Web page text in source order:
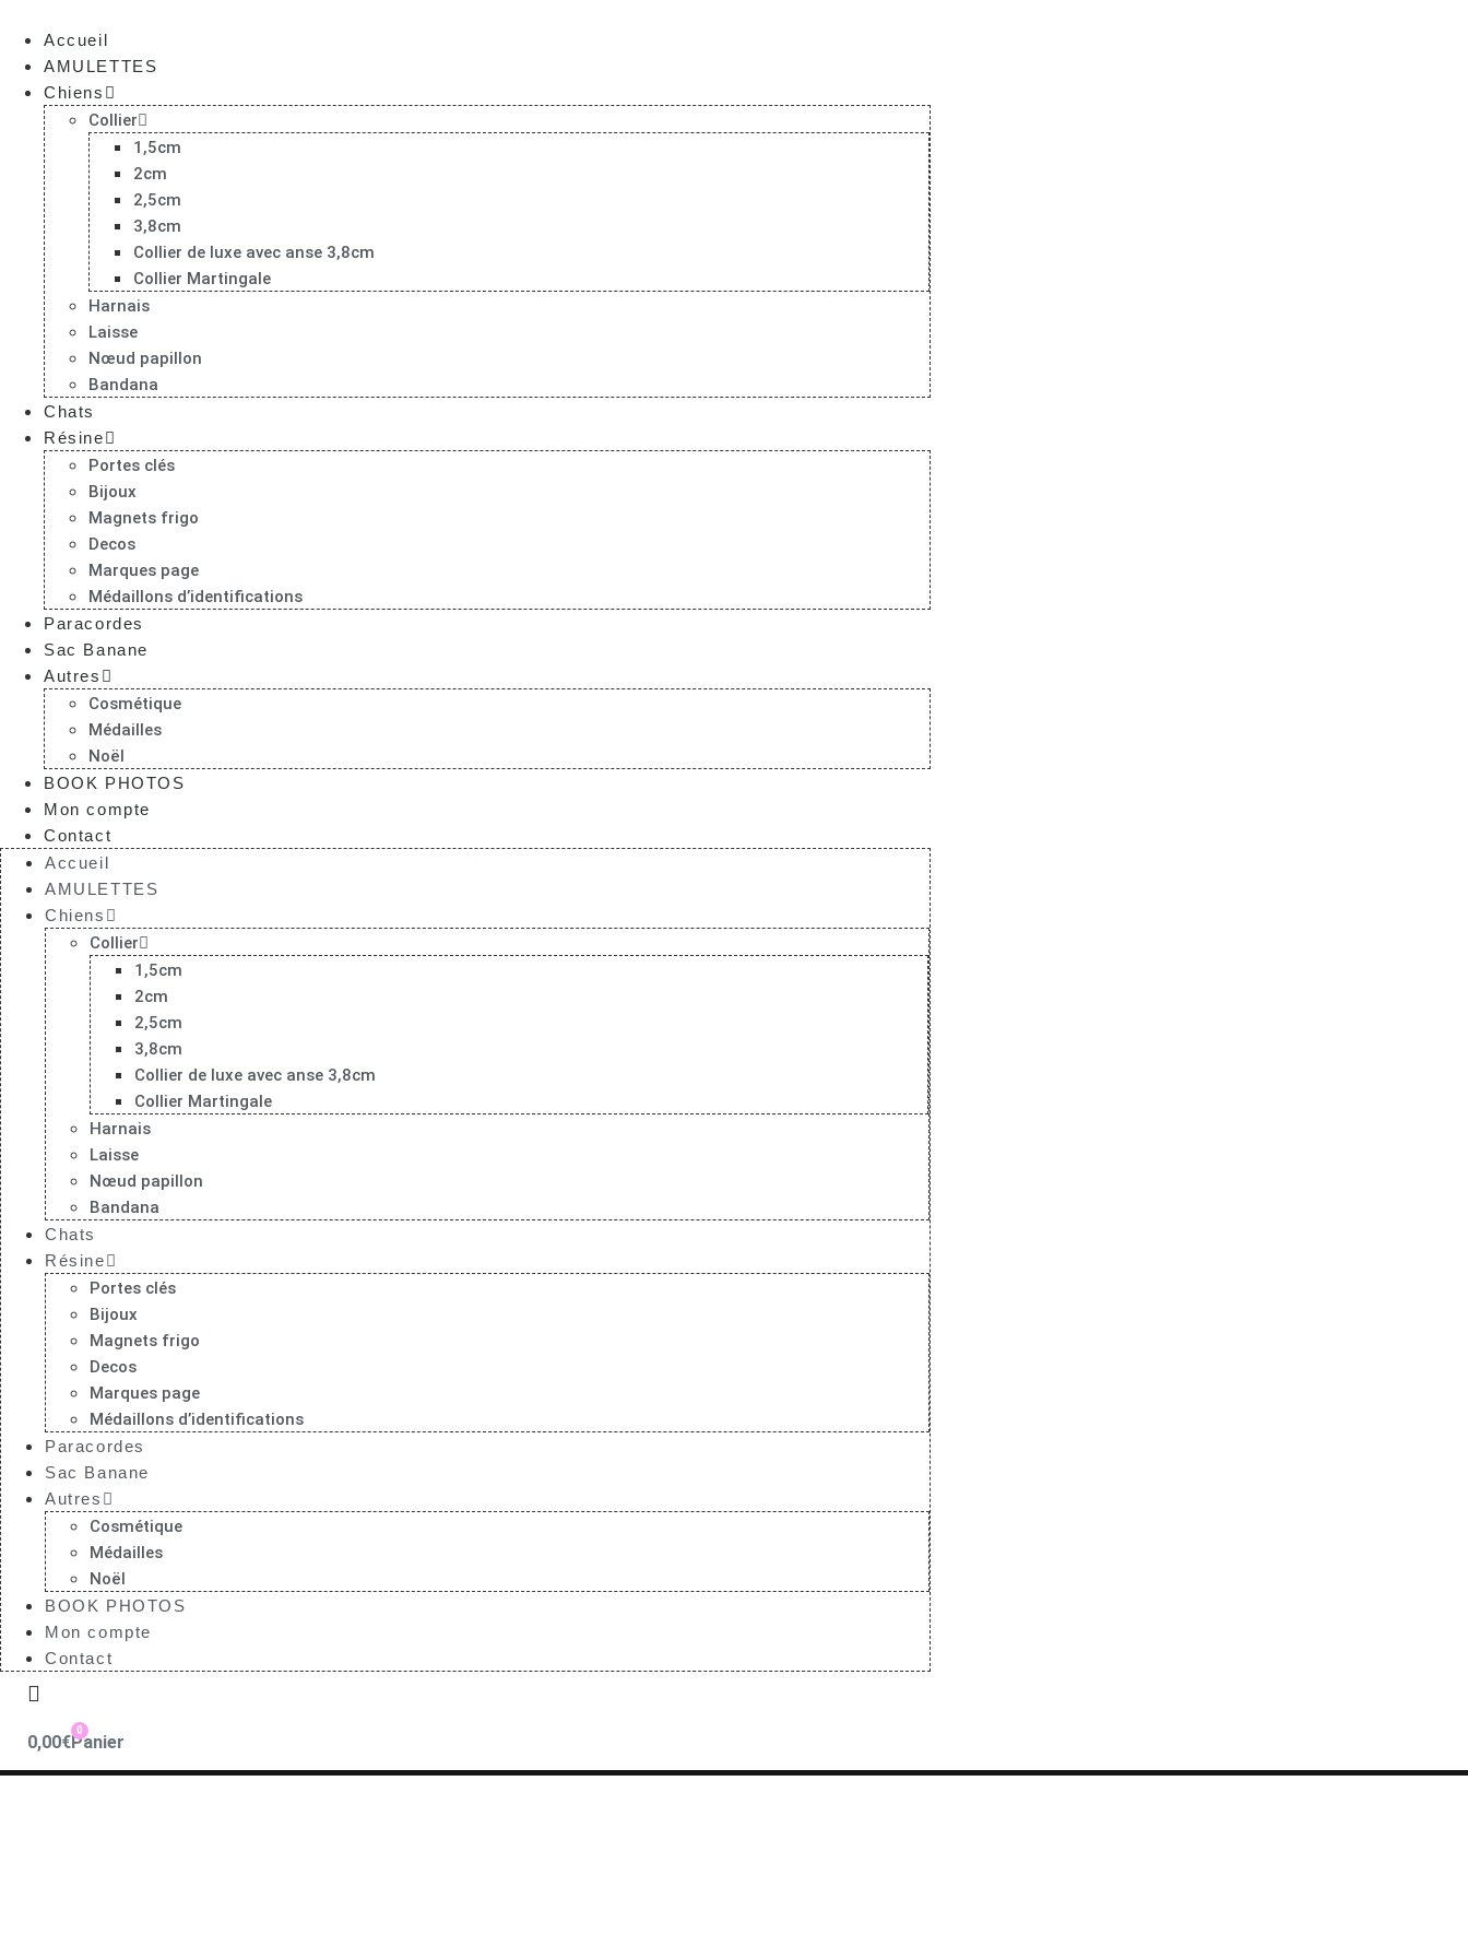
contenu
Accueil
AMULETTES
Chiens
Collier
1,5cm
2cm
2,5cm
3,8cm
Collier de luxe avec anse 3,8cm
Collier Martingale
Harnais
Laisse
Nœud papillon
Bandana
Chats
Résine
Portes clés
Bijoux
Magnets frigo
Decos
Marques page
Médaillons d’identifications
Paracordes
Sac Banane
Autres
Cosmétique
Médailles
Noël
BOOK PHOTOS
Mon compte
Contact
Accueil
AMULETTES
Chiens
Collier
1,5cm
2cm
2,5cm
3,8cm
Collier de luxe avec anse 3,8cm
Collier Martingale
Harnais
Laisse
Nœud papillon
Bandana
Chats
Résine
Portes clés
Bijoux
Magnets frigo
Decos
Marques page
Médaillons d’identifications
Paracordes
Sac Banane
Autres
Cosmétique
Médailles
Noël
BOOK PHOTOS
Mon compte
Contact
0,00€
0
Panier